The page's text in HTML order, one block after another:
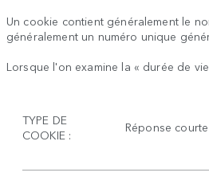
Un cookie contient généralement le
généralement un numéro unique
Lorsque l'on examine la « durée de
TYPE DE
COOKIE :
Réponse